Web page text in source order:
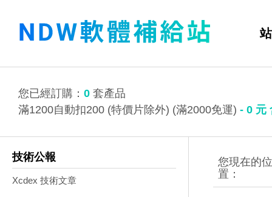
您已經訂購： 0 套產品
滿1200自動扣200 (特價片除外) (滿2000免運) - 0 元
技術公報
Xcdex 技術文章